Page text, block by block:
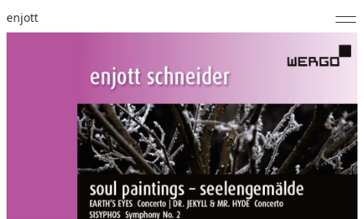
enjott
Werkverzeichnis